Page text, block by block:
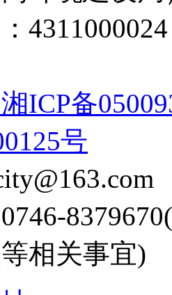
ICP备
号
相关事宜)